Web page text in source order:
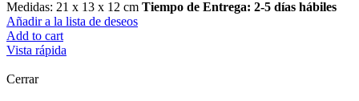
Medidas: 21 x 13 x 12 cm Tiempo de Entrega: 2-5 días hábiles
Añadir a la lista de deseos
Add to cart
Vista rápida
Cerrar